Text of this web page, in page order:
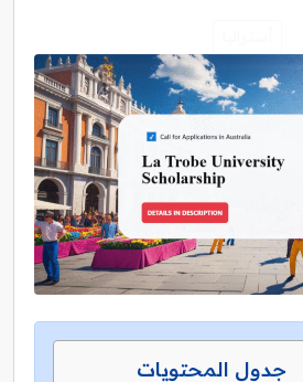
جدول المحتويات